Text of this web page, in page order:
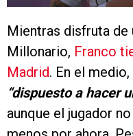
Mientras disfruta de
Millonario, Franco
Madrid. En el medio,
“dispuesto a hacer
aunque el jugador